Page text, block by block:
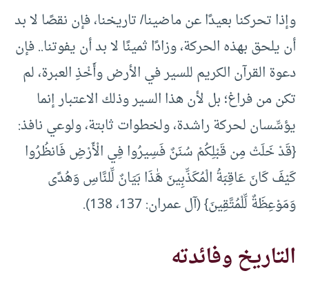
وإذا تحركنا بعيدًا عن ماضينا/ تاريخنا، فإن نقصًا لا بد
أن يلحق بهذه الحركة، وزادًا ثمينًا لا بد أن يفوتنا.. فإن
دعوة القرآن الكريم للسير في الأرض وأَخْذِ العبرة، لم
تكن من فراغ؛ بل لأن هذا السير وذلك الاعتبار إنما
يؤسِّسان لحركة راشدة، ولخطوات ثابتة، ولوعي نافذ:
{قَدْ خَلَتْ مِن قَبْلِكُمْ سُنَنٌ فَسِيرُوا فِي الْأَرْضِ فَانظُرُوا
كَيْفَ كَانَ عَاقِبَةُ الْمُكَذِّبِينَ هَٰذَا بَيَانٌ لِّلنَّاسِ وَهُدًى
وَمَوْعِظَةٌ لِّلْمُتَّقِينَ} (آل عمران: 137، 138).
التاريخ وفائدته